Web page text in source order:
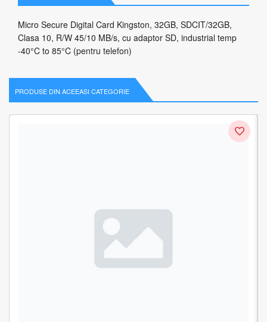
Micro Secure Digital Card Kingston, 32GB, SDCIT/32GB,
Clasa 10, R/W 45/10 MB/s, cu adaptor SD, industrial temp
-40°C to 85°C (pentru telefon)
PRODUSE DIN ACEEASI CATEGORIE